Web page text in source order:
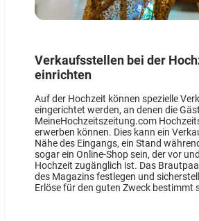
Verkaufsstellen bei der
einrichten
Auf der Hochzeit können spezielle
eingerichtet werden, an denen die
MeineHochzeitszeitung.com
erwerben können. Dies kann ein
Nähe des Eingangs, ein Stand
sogar ein Online-Shop sein, der vor
Hochzeit zugänglich ist. Das
des Magazins festlegen und
Erlöse für den guten Zweck bestimmt